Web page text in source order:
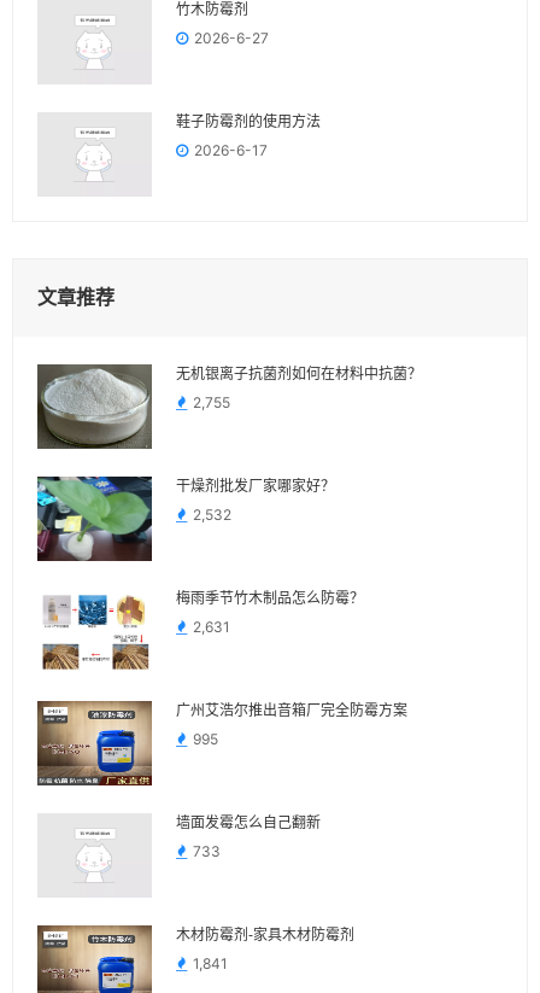
竹木防霉剂
2026-6-27
鞋子防霉剂的使用方法
2026-6-17
文章推荐
无机银离子抗菌剂如何在材料中抗菌？
2,755
干燥剂批发厂家哪家好？
2,532
梅雨季节竹木制品怎么防霉？
2,631
广州艾浩尔推出音箱厂完全防霉方案
995
墙面发霉怎么自己翻新
733
木材防霉剂-家具木材防霉剂
1,841